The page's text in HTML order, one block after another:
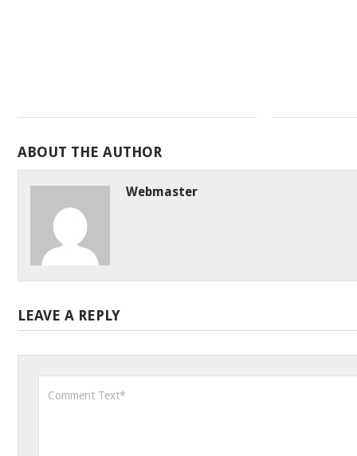
ABOUT THE AUTHOR
Webmaster
LEAVE A REPLY